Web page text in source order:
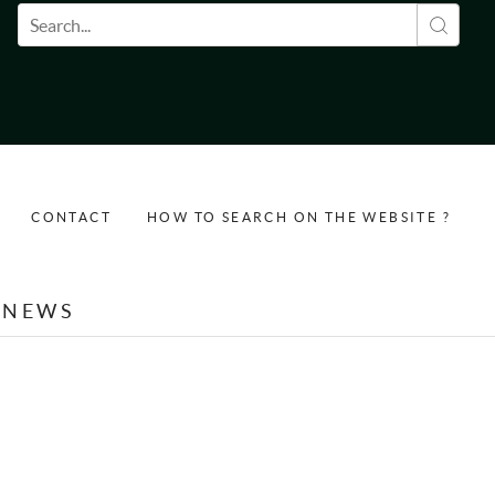
Search form
CONTACT HOW TO SEARCH ON THE WEBSITE ?
NEWS